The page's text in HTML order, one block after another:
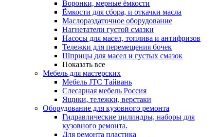
Воронки, мерные ёмкости
Ёмкости для сбора, и откачки масла
Маслораздаточное оборудование
Нагнетатели густой смазки
Насосы для масел, топлива и антифризов
Тележки для перемещения бочек
Шприцы для масел и густых смазок
Показать все
Мебель для мастерских
Мебель JTC Тайвань
Слесарная мебель Россия
Ящики, тележки, верстаки
Оборудование для кузовного ремонта
Гидравлические цилиндры, наборы для
кузовного ремонта.
Для ремонта пластика